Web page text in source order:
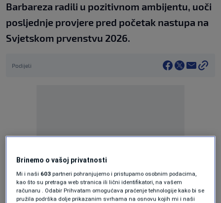
Barbareza radili u pozitivnom ambijentu, uoči
posljednje provjere pred početak nastupa na
Svjetskom prvenstvu 2026.
Podijeli
Brinemo o vašoj privatnosti
Mi i naši 603 partneri pohranjujemo i pristupamo osobnim podacima,
kao što su pretraga web stranica ili lični identifikatori, na vašem
računaru . Odabir Prihvatam omogućava praćenje tehnologije kako bi se
pružila podrška dolje prikazanim svrhama na osnovu kojih mi i naši